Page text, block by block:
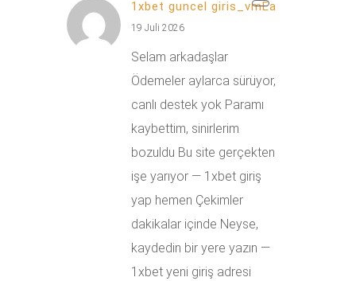
1xbet guncel giris_vmEa
19 Juli 2026
Selam arkadaşlar
Ödemeler aylarca sürüyor,
canlı destek yok Paramı
kaybettim, sinirlerim
bozuldu Bu site gerçekten
işe yarıyor — 1xbet giriş
yap hemen Çekimler
dakikalar içinde Neyse,
kaydedin bir yere yazın —
1xbet yeni giriş adresi